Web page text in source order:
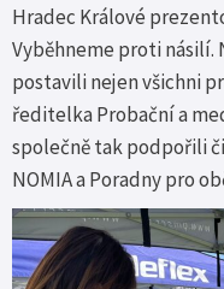
Hradec Králové
Vyběhneme proti násilí.
postavili nejen všichni
ředitelka Probační a
společně tak podpořili
NOMIA a Poradny pro